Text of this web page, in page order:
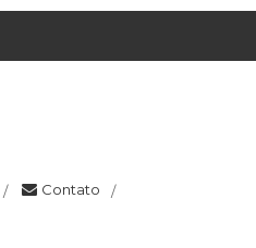
/ Contato /